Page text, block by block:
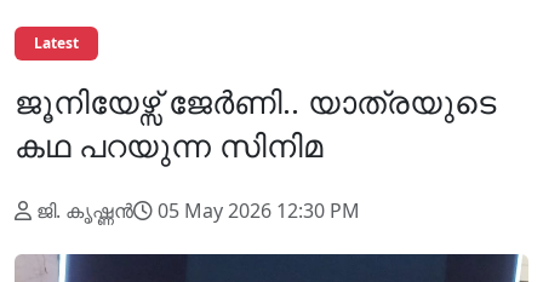
Latest
ജൂനിയേഴ്സ് ജേർണി.. യാത്രയുടെ
കഥ പറയുന്ന സിനിമ
ജി. കൃഷ്ണൻ 05 May 2026 12:30 PM